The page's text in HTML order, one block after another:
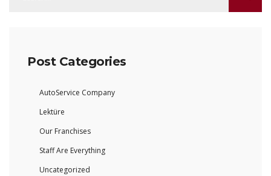
Post Categories
AutoService Company
Lektüre
Our Franchises
Staff Are Everything
Uncategorized